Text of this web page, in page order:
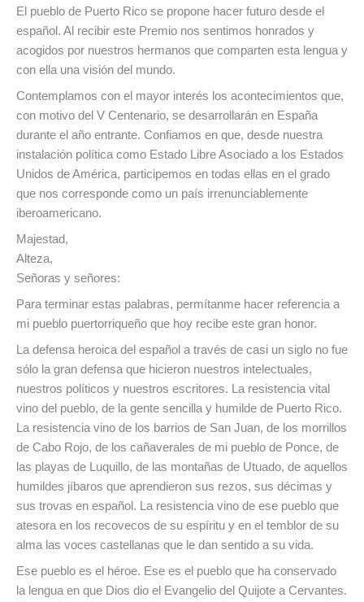
El pueblo de Puerto Rico se propone hacer futuro desde el
español. Al recibir este Premio nos sentimos honrados y
acogidos por nuestros hermanos que comparten esta lengua y
con ella una visión del mundo.
Contemplamos con el mayor interés los acontecimientos que,
con motivo del V Centenario, se desarrollarán en España
durante el año entrante. Confiamos en que, desde nuestra
instalación política como Estado Libre Asociado a los Estados
Unidos de América, participemos en todas ellas en el grado
que nos corresponde como un país irrenunciablemente
iberoamericano.
Majestad,
Alteza,
Señoras y señores:
Para terminar estas palabras, permítanme hacer referencia a
mi pueblo puertorriqueño que hoy recibe este gran honor.
La defensa heroica del español a través de casi un siglo no fue
sólo la gran defensa que hicieron nuestros intelectuales,
nuestros políticos y nuestros escritores. La resistencia vital
vino del pueblo, de la gente sencilla y humilde de Puerto Rico.
La resistencia vino de los barrios de San Juan, de los morrillos
de Cabo Rojo, de los cañaverales de mi pueblo de Ponce, de
las playas de Luquillo, de las montañas de Utuado, de aquellos
humildes jíbaros que aprendieron sus rezos, sus décimas y
sus trovas en español. La resistencia vino de ese pueblo que
atesora en los recovecos de su espíritu y en el temblor de su
alma las voces castellanas que le dan sentido a su vida.
Ese pueblo es el héroe. Ese es el pueblo que ha conservado
la lengua en que Dios dio el Evangelio del Quijote a Cervantes.